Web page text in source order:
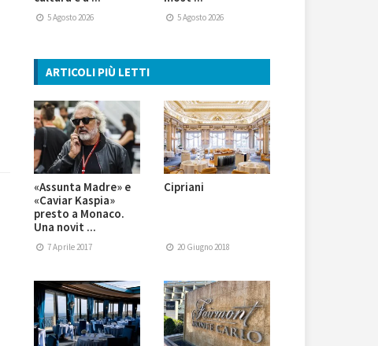
5 Agosto 2026 5 Agosto 2026
ARTICOLI PIÙ LETTI
«Assunta Madre» e
«Caviar Kaspia»
presto a Monaco.
Una novit ...
7 Aprile 2017
Cipriani
20 Giugno 2018